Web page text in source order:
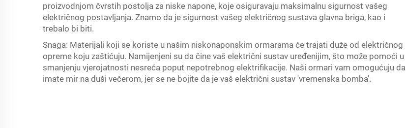
proizvodnjom čvrstih postolja za niske napone, koje osiguravaju maksimalnu sigurnost vašeg
električnog postavljanja. Znamo da je sigurnost vašeg električnog sustava glavna briga, kao i
trebalo bi biti.
Snaga: Materijali koji se koriste u našim niskonaponskim ormarama će trajati duže od električnog
opreme koju zaštićuju. Namijenjeni su da čine vaš električni sustav uređenijim, što može pomoći u
smanjenju vjerojatnosti nesreća poput nepotrebnog elektrifikacije. Naši ormari vam omogućuju da
imate mir na duši večerom, jer se ne bojite da je vaš električni sustav 'vremenska bomba'.